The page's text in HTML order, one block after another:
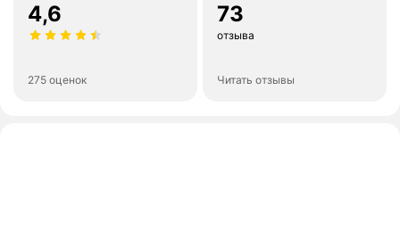
4,6
275 оценок
73
отзыва
Читать отзывы